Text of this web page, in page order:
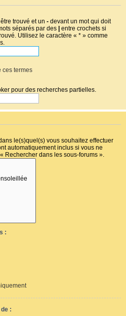
trouvé et un - devant un mot qui doit
séparés par des | entre crochets si
Utilisez le caractère « * » comme
ces termes
pour des recherches partielles.
le(s)quel(s) vous souhaitez effectuer
automatiquement inclus si vous ne
Rechercher dans les sous-forums ».
:
: